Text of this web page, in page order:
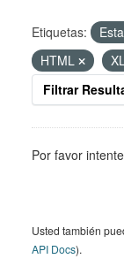
Etiquetas:
HTML
Filtrar
Por favor
Usted también
API Docs).